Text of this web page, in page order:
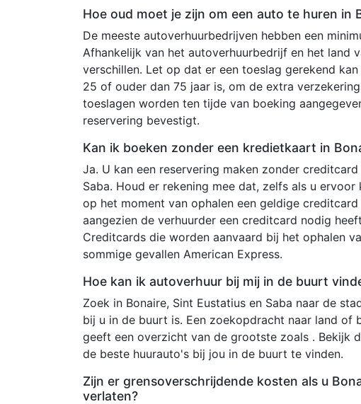
Hoe oud moet je zijn om een auto te huren in
De meeste autoverhuurbedrijven hebben een
Afhankelijk van het autoverhuurbedrijf en het land
verschillen. Let op dat er een toeslag gerekend
25 of ouder dan 75 jaar is, om de extra
toeslagen worden ten tijde van boeking
reservering bevestigt.
Kan ik boeken zonder een kredietkaart in
Ja. U kan een reservering maken zonder
Saba. Houd er rekening mee dat, zelfs als u
op het moment van ophalen een geldige
aangezien de verhuurder een creditcard nodig
Creditcards die worden aanvaard bij het ophalen
sommige gevallen American Express.
Hoe kan ik autoverhuur bij mij in de buurt
Zoek in Bonaire, Sint Eustatius en Saba naar de
bij u in de buurt is. Een zoekopdracht naar land of
geeft een overzicht van de grootste zoals . Bekijk
de beste huurauto's bij jou in de buurt te vinden.
Zijn er grensoverschrijdende kosten als u
verlaten?